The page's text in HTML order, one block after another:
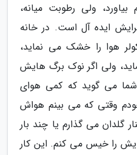
ولی رطوبت میانه،
تا 60 درصد، برایش ایده آل است. در خانه
هوا را خشک می نماید،
ولی اگر نوک برگ هایش
شما می گوید که کمی هوای
وقتی که می بینم هواش
می گذارم یا چند بار
را خیس می کنم. این کار